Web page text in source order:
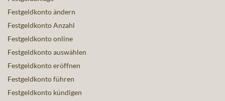
Festgeldkonto ändern
Festgeldkonto Anzahl
Festgeldkonto online
Festgeldkonto auswählen
Festgeldkonto eröffnen
Festgeldkonto führen
Festgeldkonto kündigen